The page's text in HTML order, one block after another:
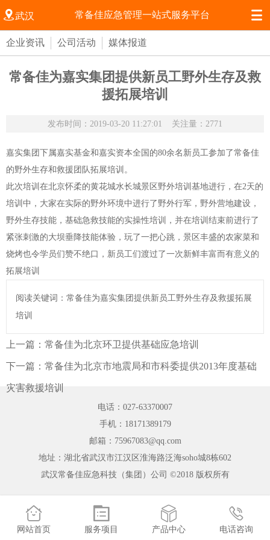
常备佳应急管理一站式服务平台
武汉 
企业资讯 公司活动 媒体报道
常备佳为嘉实集团提供新员工野外生存及救
援拓展培训
发布时间：2019-03-20 11:27:01 关注量：2771
嘉实集团下属嘉实基金和嘉实资本全国的80余名新员工参加了常备佳
的野外生存和救援团队拓展培训。
此次培训在北京怀柔的黄花城水长城景区野外培训基地进行，在2天的
培训中，大家在实际的野外环境中进行了野外行军，野外营地建设，
野外生存技能，基础急救技能的实操性培训，并在培训结束前进行了
紧张刺激的大坝垂降技能体验，玩了一把心跳，景区丰盛的农家菜和
烧烤也令学员们赞不绝口，新员工们渡过了一次新鲜丰富而有意义的
拓展培训
阅读关键词：常备佳为嘉实集团提供新员工野外生存及救援拓展
培训
上一篇： 常备佳为北京环卫提供基础应急培训
下一篇： 常备佳为北京市地震局和市科委提供2013年度基础
灾害救援培训
电话：027-63370007
手机：18171389179
邮箱：75967083@qq.com
地址：湖北省武汉市江汉区淮海路泛海soho城8栋602
武汉常备佳应急科技（集团）公司 ©2018 版权所有

网站首页

服务项目

产品中心

电话咨询